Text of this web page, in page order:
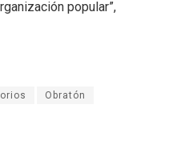
popular”,
Obratón